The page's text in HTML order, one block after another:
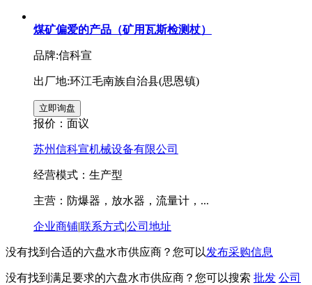
煤矿偏爱的产品（矿用瓦斯检测杖）
品牌:信科宣
出厂地:环江毛南族自治县(思恩镇)
报价： 面议
苏州信科宣机械设备有限公司
经营模式：生产型
主营：防爆器，放水器，流量计，...
企业商铺|联系方式|公司地址
没有找到合适的六盘水市供应商？您可以发布采购信息
没有找到满足要求的六盘水市供应商？您可以搜索 批发 公司